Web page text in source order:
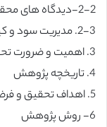
2-2-دیدگاه های محققان، در رابطه با مدیریت سود
2-3. مدیریت سود و کیفیت صورتهای مالی
3. اهمیت و ضرورت تحقیق
4. تاریخچه پژوهش
5. اهداف تحقیق و فرضیه ها
6- روش پژوهش